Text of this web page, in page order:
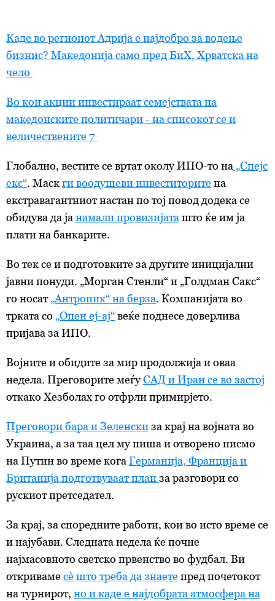
Каде во регионот Адрија е најдобро за водење
бизнис? Македонија само пред БиХ, Хрватска на
чело
Во кои акции инвестираат семејствата на
македонските политичари - на списокот се и
величествените 7
Глобално, вестите се вртат околу ИПО-то на „Спејс
екс“. Маскги воодушеви инвеститоритена
екстравагантниот настан по тој повод додека се
обидува да ја намали провизијата што ќе им ја
плати на банкарите.
Во тек се и подготовките за другите иницијални
јавни понуди. „Морган Стенли“ и „Голдман Сакс“
го носат„Антропик“ на берза. Компанијата во
трката со „Опен еј-ај“веќе поднесе доверлива
пријава за ИПО.
Војните и обидите за мир продолжија и оваа
недела. Преговорите меѓуСАД и Иран се во застој
откако Хезболах го отфрли примирјето.
Преговори бара и Зеленскиза крај на војната во
Украина, а за таа цел му пиша и отворено писмо
на Путин во време кога Германија, Франција и
Британија подготвуваат планза разговори со
рускиот претседател.
За крај, за споредните работи, кои во исто време се
и најубави. Следната недела ќе почне
најмасовното светско првенство во фудбал. Ви
откривамесè што треба да знаетепред почетокот
на турнирот, но и каде е најдобрата атмосфера на